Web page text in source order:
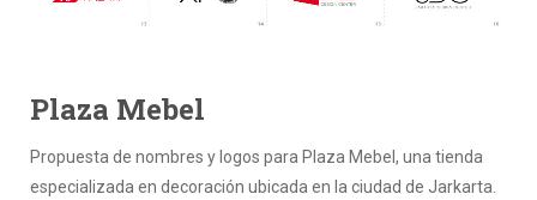
Plaza Mebel
Propuesta de nombres y logos para Plaza Mebel, una tienda
especializada en decoración ubicada en la ciudad de Jarkarta.